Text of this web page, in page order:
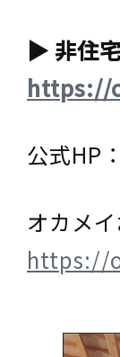
▶ 非住
https://
公式HP：
オカメ
https://